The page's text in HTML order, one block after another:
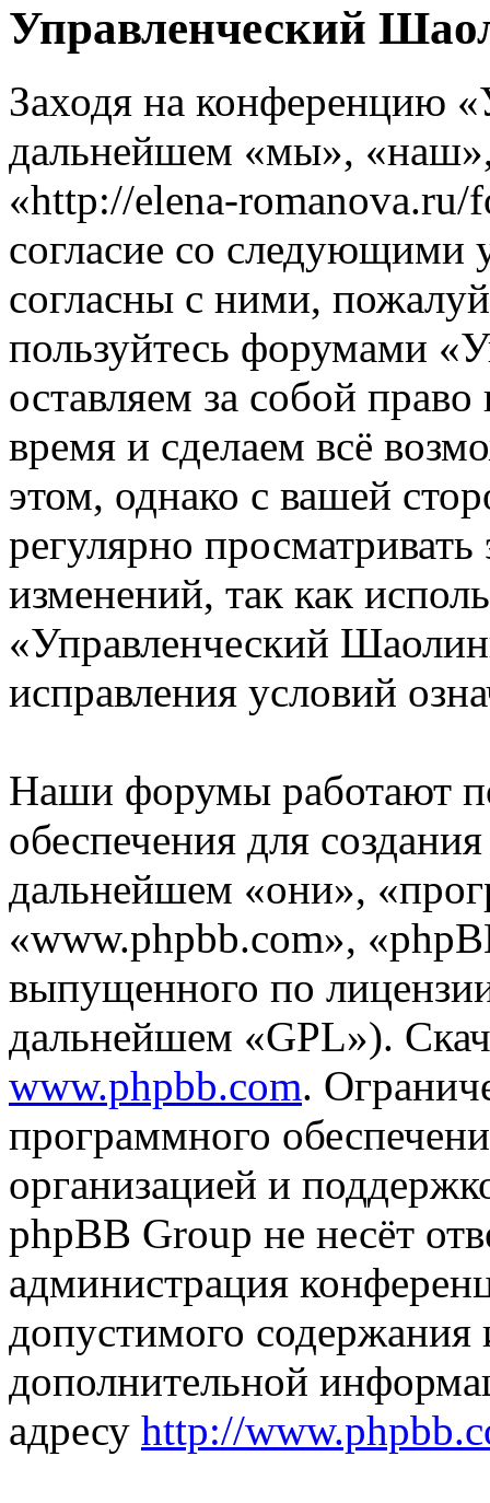
Управленческий
Заходя на конференцию
дальнейшем «мы»,
«http://elena-romanova.ru/
согласие со следующими
согласны с ними,
пользуйтесь форумами
оставляем за собой
время и сделаем всё
этом, однако с вашей
регулярно просматривать
изменений, так как
«Управленческий
исправления условий
Наши форумы работают
обеспечения для
дальнейшем «они»,
«www.phpbb.com»,
выпущенного по
дальнейшем «GPL»).
www.phpbb.com.
программного
организацией и
phpBB Group не несёт
администрация
допустимого
дополнительной
адресу http://